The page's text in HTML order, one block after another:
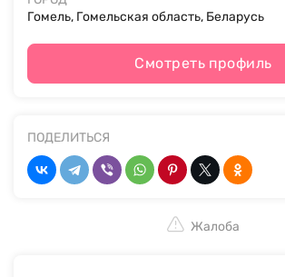
Гомель, Гомельская область, Беларусь
Смотреть профиль
ПОДЕЛИТЬСЯ
Жалоба